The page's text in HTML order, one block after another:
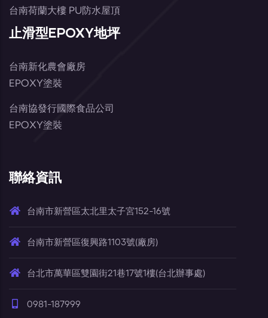
台南荷蘭大樓 PU防水屋頂
止滑型EPOXY地坪
台南新化農會廠房
EPOXY塗裝
台南協發行國際食品公司
EPOXY塗裝
聯絡資訊
台南市新營區太北里太子宮152-16號
台南市新營區復興路1103號(廠房)
台北市萬華區雙園街21巷17號1樓(台北辦事處)
0981-187999